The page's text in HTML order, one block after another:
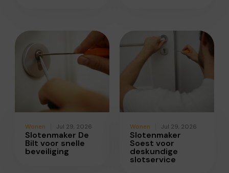
Wonen Jul 29, 2026
Slotenmaker De
Bilt voor snelle
beveiliging
Wonen Jul 29, 2026
Slotenmaker
Soest voor
deskundige
slotservice